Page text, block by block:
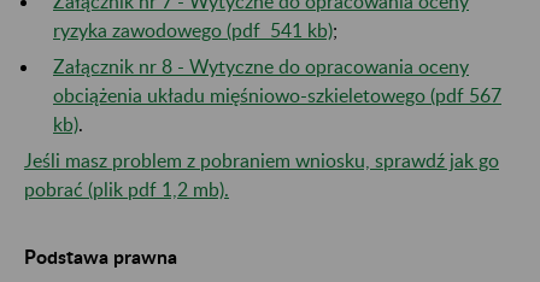
ryzyka zawodowego (pdf 541 kb);
Załącznik nr 8 - Wytyczne do opracowania oceny
obciążenia układu mięśniowo-szkieletowego (pdf 567
kb)
Jeśli masz problem z pobraniem wniosku, sprawdź jak go
pobrać (plik pdf 1,2 mb).
Podstawa prawna